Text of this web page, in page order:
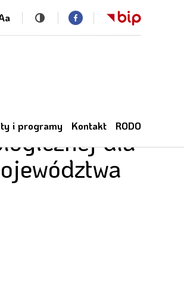
i programy Kontakt RODO
bezpłatnej
dla